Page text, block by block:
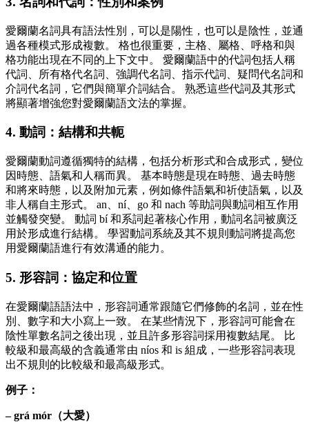
愛爾蘭名詞具有語法性別，可以是陽性，也可以是陰性，並通
過各種模式形成複數。 格也很重要，主格、屬格、呼格和與
格功能出現在不同的上下文中。 愛爾蘭語中的代詞包括人稱
代詞、所有格代名詞、強調代名詞、指示代詞、疑問代名詞和
介詞代名詞，它們與簡單介詞結合。 熟悉這些代詞及其形式
將顯著增強您對愛爾蘭語文法的掌握。
4. 動詞：結構和共軛
愛爾蘭動詞遵循獨特的結構，包括分析形式和合成形式，變位
因時態、語氣和人稱而異。 基本時態是現在時態、過去時態
和將來時態，以及附加元素，例如條件語氣和祈使語氣，以及
非人稱自主形式。 an、ní、go 和 nach 等助詞與動詞相互作用
並觸發突變。 動詞 bí 和系詞起著核心作用，動詞名詞被廣泛
用於形成進行結構。 學習動詞系統及其不規則動詞將提高您
用愛爾蘭語進行有效溝通的能力。
5. 形容詞：協定和位置
在愛爾蘭語語法中，形容詞通常跟隨它們修飾的名詞，並在性
別、數字和大小寫上一致。 在某些情況下，形容詞可能會在
陰性單數名詞之後出現，並且許多形容詞採用複數結尾。 比
較級和最高級的含義通常由 níos 和 is 組成，一些形容詞表現
出不規則的比較級和最高級形式。
例子：
– grá mór（大愛）